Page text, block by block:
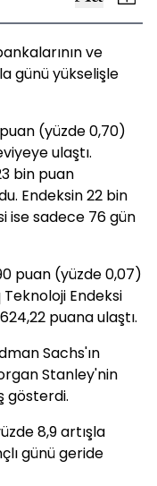
ve
günü yükselişle
(yüzde 0,70)
ulaştı.
bin puan
Endeksin 22 bin
ise sadece 76 gün
puan (yüzde 0,07)
Teknoloji Endeksi
puana ulaştı.
Sachs'ın
Stanley'nin
gösterdi.
8,9 artışla
günü geride